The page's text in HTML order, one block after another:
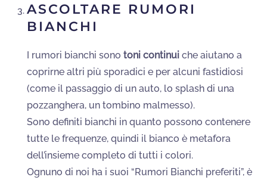
ASCOLTARE RUMORI
BIANCHI
I rumori bianchi sono toni continui che aiutano a
coprirne altri più sporadici e per alcuni fastidiosi
(come il passaggio di un auto, lo splash di una
pozzanghera, un tombino malmesso).
Sono definiti bianchi in quanto possono contenere
tutte le frequenze, quindi il bianco è metafora
dell’insieme completo di tutti i colori.
Ognuno di noi ha i suoi “Rumori Bianchi preferiti”, è